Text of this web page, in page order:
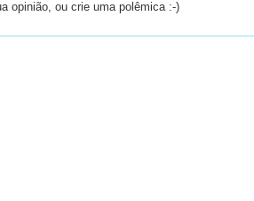
opinião, ou crie uma polêmica :-)